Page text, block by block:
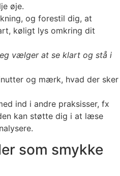
øje.
og forestil dig, at
køligt lys omkring dit
vælger at se klart og stå i
og mærk, hvad der sker
ind i andre praksisser, fx
kan støtte dig i at læse
som smykke